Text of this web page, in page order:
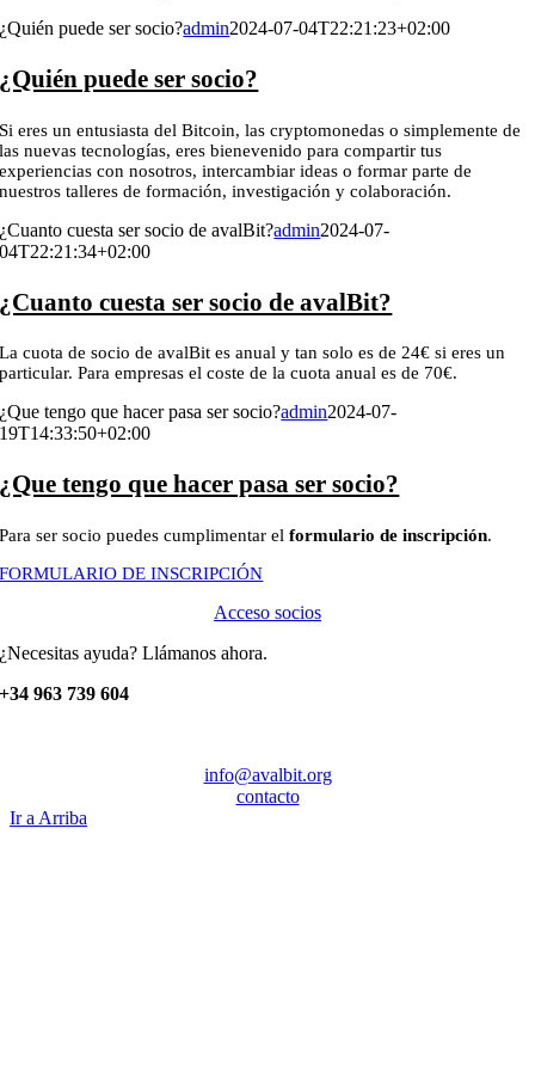
¿Quién puede ser socio?admin2024-07-04T22:21:23+02:00
¿Quién puede ser socio?
Si eres un entusiasta del Bitcoin, las cryptomonedas o simplemente de
las nuevas tecnologías, eres bienevenido para compartir tus
experiencias con nosotros, intercambiar ideas o formar parte de
nuestros talleres de formación, investigación y colaboración.
¿Cuanto cuesta ser socio de avalBit?admin2024-07-
04T22:21:34+02:00
¿Cuanto cuesta ser socio de avalBit?
La cuota de socio de avalBit es anual y tan solo es de 24€ si eres un
particular. Para empresas el coste de la cuota anual es de 70€.
¿Que tengo que hacer pasa ser socio?admin2024-07-
19T14:33:50+02:00
¿Que tengo que hacer pasa ser socio?
Para ser socio puedes cumplimentar elformulario de inscripción.
FORMULARIO DE INSCRIPCIÓN
Acceso socios
¿Necesitas ayuda? Llámanos ahora.
+34 963 739 604
info@avalbit.org
contacto
Ir a Arriba